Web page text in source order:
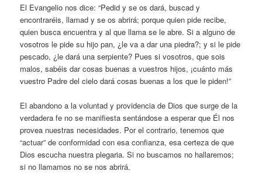
El Evangelio nos dice: “Pedid y se os dará, buscad y
encontraréis, llamad y se os abrirá; porque quien pide recibe,
quien busca encuentra y al que llama se le abre. Si a alguno de
vosotros le pide su hijo pan, ¿le va a dar una piedra?; y si le pide
pescado, ¿le dará una serpiente? Pues si vosotros, que sois
malos, sabéis dar cosas buenas a vuestros hijos, ¡cuánto más
vuestro Padre del cielo dará cosas buenas a los que le piden!”
El abandono a la voluntad y providencia de Dios que surge de la
verdadera fe no se manifiesta sentándose a esperar que Él nos
provea nuestras necesidades. Por el contrario, tenemos que
“actuar” de conformidad con esa confianza, esa certeza de que
Dios escucha nuestra plegaria. Si no buscamos no hallaremos;
si no llamamos no se nos abrirá.